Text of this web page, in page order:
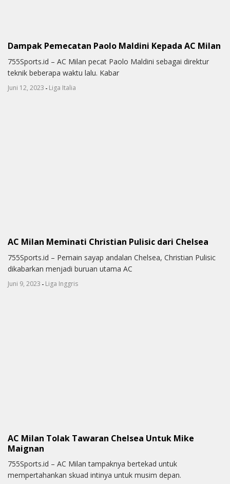
Dampak Pemecatan Paolo Maldini Kepada AC Milan
755Sports.id – AC Milan pecat Paolo Maldini sebagai direktur
teknik beberapa waktu lalu. Kabar
Juni 12, 2023 - Liga Italia
AC Milan Meminati Christian Pulisic dari Chelsea
755Sports.id – Pemain sayap andalan Chelsea, Christian Pulisic
dikabarkan menjadi buruan utama AC
Juni 9, 2023 - Liga Inggris
AC Milan Tolak Tawaran Chelsea Untuk Mike
Maignan
755Sports.id – AC Milan tampaknya bertekad untuk
mempertahankan skuad intinya untuk musim depan.